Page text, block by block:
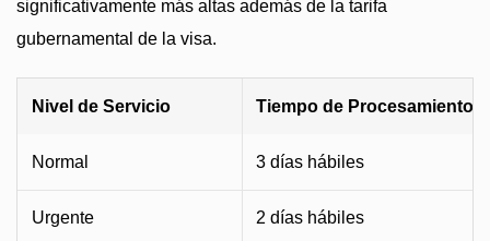
significativamente más altas además de la tarifa
gubernamental de la visa.
Nivel de Servicio Tiempo de Procesamiento
Normal 3 días hábiles
Urgente 2 días hábiles